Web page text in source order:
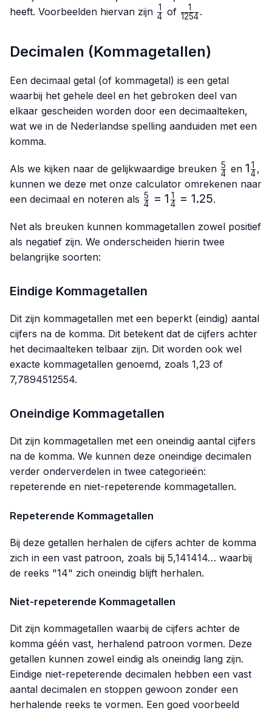
heeft. Voorbeelden hiervan zijn \frac{1}
4
1 of \frac{1}
1254
1 .
Decimalen (Kommagetallen)
Een decimaal getal (of kommagetal) is een getal
waarbij het gehele deel en het gebroken deel van
elkaar gescheiden worden door een decimaalteken,
wat we in de Nederlandse spelling aanduiden met een
komma.
Als we kijken naar de gelijkwaardige breuken \frac{5}
{4}
4
5 en
{4}
14
1 ,
kunnen we deze met onze calculator omrekenen naar
een decimaal en noteren als \frac{5}
{4}=1.25
4
5 = 1 4
1 = 1.25.
Net als breuken kunnen kommagetallen zowel positief
als negatief zijn. We onderscheiden hierin twee
belangrijke soorten:
Eindige Kommagetallen
Dit zijn kommagetallen met een beperkt (eindig) aantal
cijfers na de komma. Dit betekent dat de cijfers achter
het decimaalteken telbaar zijn. Dit worden ook wel
exacte kommagetallen genoemd, zoals 1,23 of
7,7894512554.
Oneindige Kommagetallen
Dit zijn kommagetallen met een oneindig aantal cijfers
na de komma. We kunnen deze oneindige decimalen
verder onderverdelen in twee categorieën:
repeterende en niet-repeterende kommagetallen.
Repeterende Kommagetallen
Bij deze getallen herhalen de cijfers achter de komma
zich in een vast patroon, zoals bij 5,141414… waarbij
de reeks "14" zich oneindig blijft herhalen.
Niet-repeterende Kommagetallen
Dit zijn kommagetallen waarbij de cijfers achter de
komma géén vast, herhalend patroon vormen. Deze
getallen kunnen zowel eindig als oneindig lang zijn.
Eindige niet-repeterende decimalen hebben een vast
aantal decimalen en stoppen gewoon zonder een
herhalende reeks te vormen. Een goed voorbeeld